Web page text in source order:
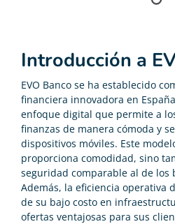
Introducción a
EVO Banco se ha establecido
financiera innovadora en
enfoque digital que permite a
finanzas de manera cómoda y
dispositivos móviles. Este
proporciona comodidad, sino
seguridad comparable al de los
Además, la eficiencia operativa
de su bajo costo en
ofertas ventajosas para sus